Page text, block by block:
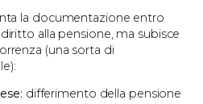
la documentazione entro
alla pensione, ma subisce
(una sorta di
differimento della pensione